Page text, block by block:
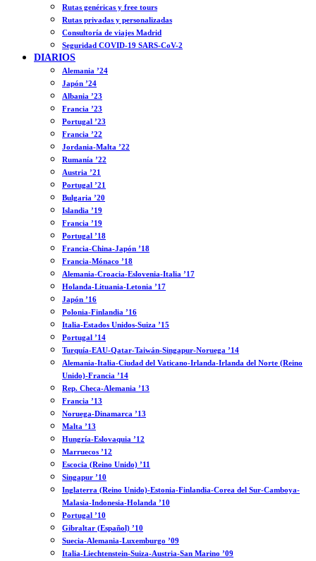
Rutas genéricas y free tours
Rutas privadas y personalizadas
Consultoría de viajes Madrid
Seguridad COVID-19 SARS-CoV-2
DIARIOS
Alemania ’24
Japón ’24
Albania ’23
Francia ’23
Portugal ’23
Francia ’22
Jordania-Malta ’22
Rumanía ’22
Austria ’21
Portugal ’21
Bulgaria ’20
Islandia ’19
Francia ’19
Portugal ’18
Francia-China-Japón ’18
Francia-Mónaco ’18
Alemania-Croacia-Eslovenia-Italia ’17
Holanda-Lituania-Letonia ’17
Japón ’16
Polonia-Finlandia ’16
Italia-Estados Unidos-Suiza ’15
Portugal ’14
Turquía-EAU-Qatar-Taiwán-Singapur-Noruega ’14
Alemania-Italia-Ciudad del Vaticano-Irlanda-Irlanda del Norte (Reino
Unido)-Francia ’14
Rep. Checa-Alemania ’13
Francia ’13
Noruega-Dinamarca ’13
Malta ’13
Hungría-Eslovaquia ’12
Marruecos ’12
Escocia (Reino Unido) ’11
Singapur ’10
Inglaterra (Reino Unido)-Estonia-Finlandia-Corea del Sur-Camboya-
Malasia-Indonesia-Holanda ’10
Portugal ’10
Gibraltar (Español) ’10
Suecia-Alemania-Luxemburgo ’09
Italia-Liechtenstein-Suiza-Austria-San Marino ’09